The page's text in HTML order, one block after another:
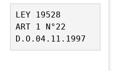
LEY 19528
ART 1 N°22
D.O.04.11.1997